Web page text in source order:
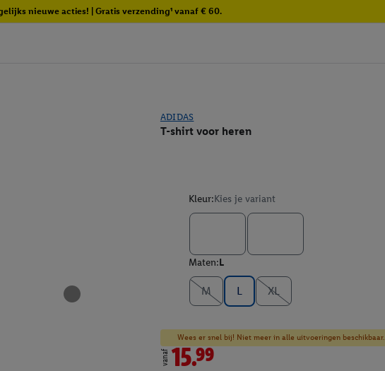
nieuwe acties! | Gratis verzending¹ vanaf € 60.
ADIDAS
T-shirt voor heren
Kleur:Kies je variant
Maten:L
M L XL
Wees er snel bij! Niet meer in alle uitvoeringen beschikbaar.
vanaf 15.99